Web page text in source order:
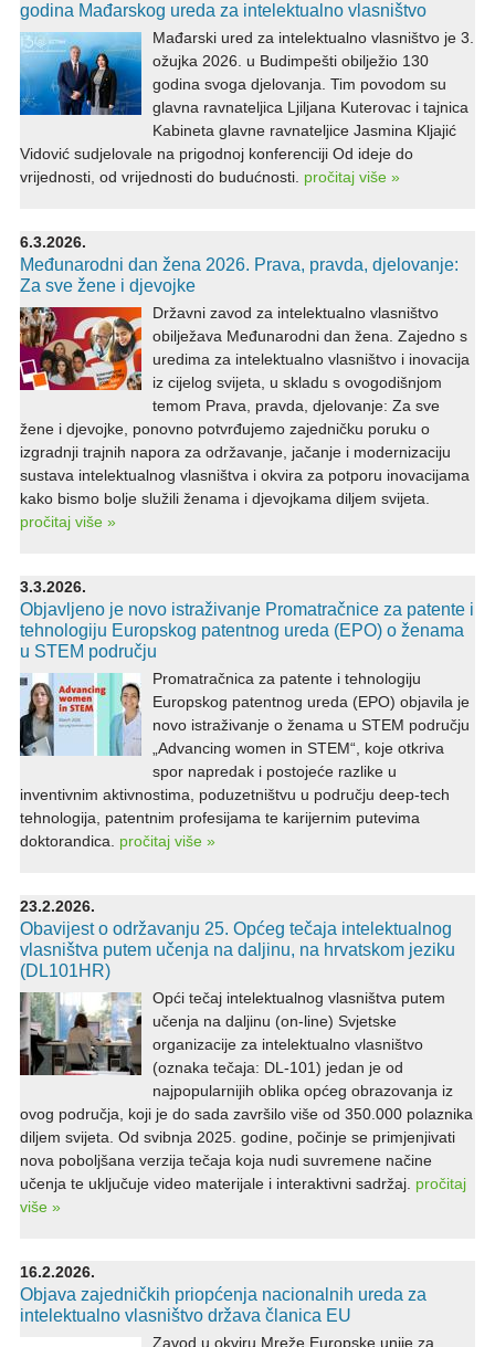
godina Mađarskog ureda za intelektualno vlasništvo
Mađarski ured za intelektualno vlasništvo je 3.
ožujka 2026. u Budimpešti obilježio 130
godina svoga djelovanja. Tim povodom su
glavna ravnateljica Ljiljana Kuterovac i tajnica
Kabineta glavne ravnateljice Jasmina Kljajić
Vidović sudjelovale na prigodnoj konferenciji Od ideje do
vrijednosti, od vrijednosti do budućnosti. pročitaj više »
6.3.2026.
Međunarodni dan žena 2026. Prava, pravda, djelovanje:
Za sve žene i djevojke
Državni zavod za intelektualno vlasništvo
obilježava Međunarodni dan žena. Zajedno s
uredima za intelektualno vlasništvo i inovacija
iz cijelog svijeta, u skladu s ovogodišnjom
temom Prava, pravda, djelovanje: Za sve
žene i djevojke, ponovno potvrđujemo zajedničku poruku o
izgradnji trajnih napora za održavanje, jačanje i modernizaciju
sustava intelektualnog vlasništva i okvira za potporu inovacijama
kako bismo bolje služili ženama i djevojkama diljem svijeta.
pročitaj više »
3.3.2026.
Objavljeno je novo istraživanje Promatračnice za patente i
tehnologiju Europskog patentnog ureda (EPO) o ženama
u STEM području
Promatračnica za patente i tehnologiju
Europskog patentnog ureda (EPO) objavila je
novo istraživanje o ženama u STEM području
„Advancing women in STEM“, koje otkriva
spor napredak i postojeće razlike u
inventivnim aktivnostima, poduzetništvu u području deep‑tech
tehnologija, patentnim profesijama te karijernim putevima
doktorandica. pročitaj više »
23.2.2026.
Obavijest o održavanju 25. Općeg tečaja intelektualnog
vlasništva putem učenja na daljinu, na hrvatskom jeziku
(DL101HR)
Opći tečaj intelektualnog vlasništva putem
učenja na daljinu (on-line) Svjetske
organizacije za intelektualno vlasništvo
(oznaka tečaja: DL-101) jedan je od
najpopularnijih oblika općeg obrazovanja iz
ovog područja, koji je do sada završilo više od 350.000 polaznika
diljem svijeta. Od svibnja 2025. godine, počinje se primjenjivati
nova poboljšana verzija tečaja koja nudi suvremene načine
učenja te uključuje video materijale i interaktivni sadržaj. pročitaj
više »
16.2.2026.
Objava zajedničkih priopćenja nacionalnih ureda za
intelektualno vlasništvo država članica EU
Zavod u okviru Mreže Europske unije za